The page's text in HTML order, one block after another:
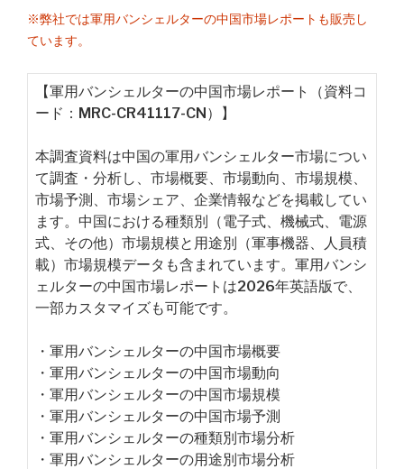
※弊社では軍用バンシェルターの中国市場レポートも販売し
ています。
【軍用バンシェルターの中国市場レポート（資料コ
ード：MRC-CR41117-CN）】
本調査資料は中国の軍用バンシェルター市場につい
て調査・分析し、市場概要、市場動向、市場規模、
市場予測、市場シェア、企業情報などを掲載してい
ます。中国における種類別（電子式、機械式、電源
式、その他）市場規模と用途別（軍事機器、人員積
載）市場規模データも含まれています。軍用バンシ
ェルターの中国市場レポートは2026年英語版で、
一部カスタマイズも可能です。
・軍用バンシェルターの中国市場概要
・軍用バンシェルターの中国市場動向
・軍用バンシェルターの中国市場規模
・軍用バンシェルターの中国市場予測
・軍用バンシェルターの種類別市場分析
・軍用バンシェルターの用途別市場分析